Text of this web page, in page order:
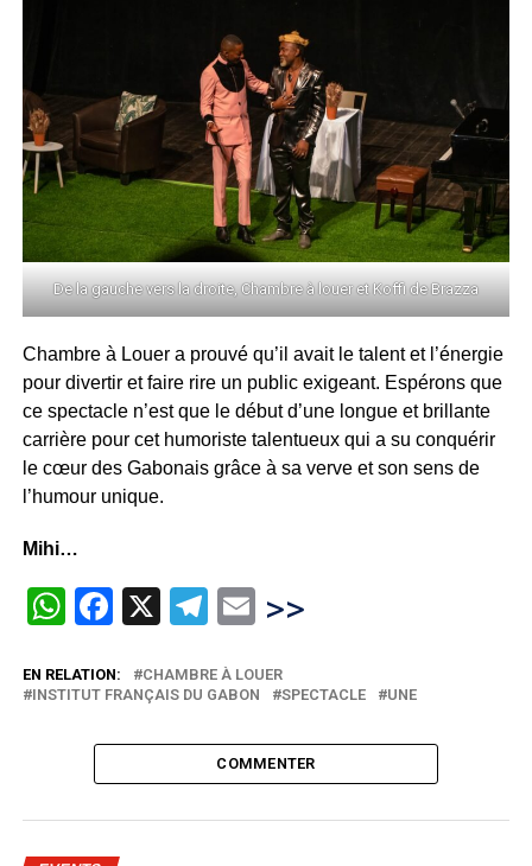
De la gauche vers la droite, Chambre à louer et Koffi de Brazza
Chambre à Louer a prouvé qu’il avait le talent et l’énergie
pour divertir et faire rire un public exigeant. Espérons que
ce spectacle n’est que le début d’une longue et brillante
carrière pour cet humoriste talentueux qui a su conquérir
le cœur des Gabonais grâce à sa verve et son sens de
l’humour unique.
Mihi…
WhatsApp
Facebook
X Telegram
Email
>>
EN RELATION:
CHAMBRE À LOUER
INSTITUT FRANÇAIS DU GABON
SPECTACLE UNE
COMMENTER